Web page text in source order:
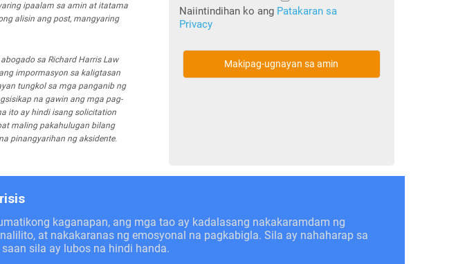
ipaalam sa amin at itatama
alisin ang post, mangyaring
sa Richard Harris Law
impormasyon sa kaligtasan
tungkol sa mga panganib ng
na gawin ang mga pag-
ito ay hindi isang solicitation
maling pakahulugan bilang
pinangyarihan ng aksidente.
Pamagat
(Kinakailangan)
Naiintindihan ko ang Patakaran sa
Privacy
kaganapan, ang mga tao ay kadalasang nakakaramdam ng
at nakakaranas ng emosyonal na pagkabigla. Sila ay nahaharap sa
sila ay lubos na hindi handa.